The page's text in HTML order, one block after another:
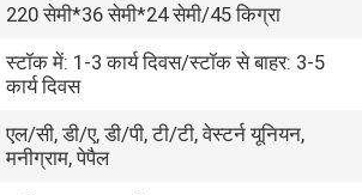
220 सेमी*36 सेमी*24 सेमी/45 किग्रा
स्टॉक में: 1-3 कार्य दिवस/स्टॉक से बाहर: 3-5
कार्य दिवस
एल/सी, डी/ए, डी/पी, टी/टी, वेस्टर्न यूनियन,
मनीग्राम, पेपैल